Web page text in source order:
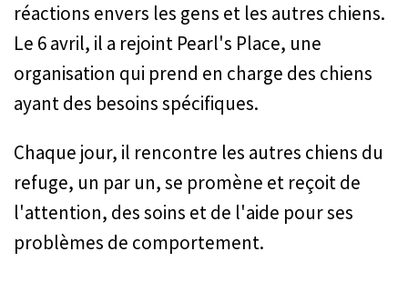
réactions envers les gens et les autres chiens.
Le 6 avril, il a rejoint Pearl's Place, une
organisation qui prend en charge des chiens
ayant des besoins spécifiques.
Chaque jour, il rencontre les autres chiens du
refuge, un par un, se promène et reçoit de
l'attention, des soins et de l'aide pour ses
problèmes de comportement.